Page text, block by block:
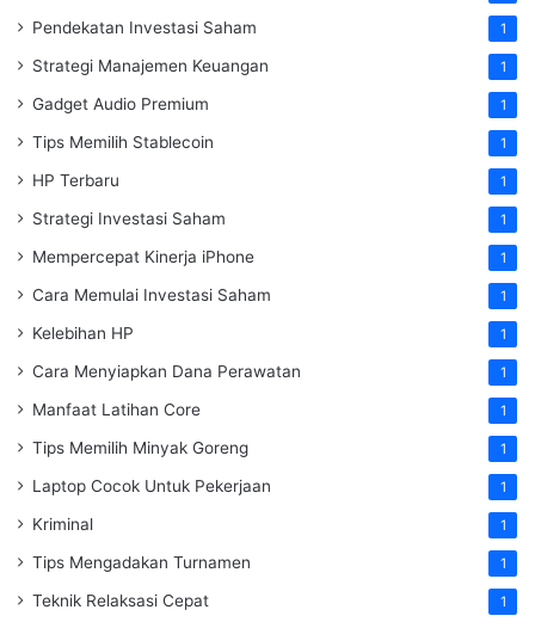
Pendekatan Investasi Saham 1
Strategi Manajemen Keuangan 1
Gadget Audio Premium 1
Tips Memilih Stablecoin 1
HP Terbaru 1
Strategi Investasi Saham 1
Mempercepat Kinerja iPhone 1
Cara Memulai Investasi Saham 1
Kelebihan HP 1
Cara Menyiapkan Dana Perawatan 1
Manfaat Latihan Core 1
Tips Memilih Minyak Goreng 1
Laptop Cocok Untuk Pekerjaan 1
Kriminal 1
Tips Mengadakan Turnamen 1
Teknik Relaksasi Cepat 1